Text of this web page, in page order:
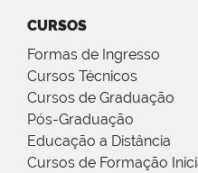
CURSOS
Formas de Ingresso
Cursos Técnicos
Cursos de Graduação
Pós-Graduação
Educação a Distância
Cursos de Formação